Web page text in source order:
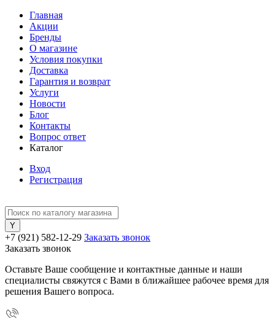
Главная
Акции
Бренды
О магазине
Условия покупки
Доставка
Гарантия и возврат
Услуги
Новости
Блог
Контакты
Вопрос ответ
Каталог
Вход
Регистрация
+7 (921) 582-12-29 Заказать звонок
Заказать звонок
Оставьте Ваше сообщение и контактные данные и наши
специалисты свяжутся с Вами в ближайшее рабочее время для
решения Вашего вопроса.